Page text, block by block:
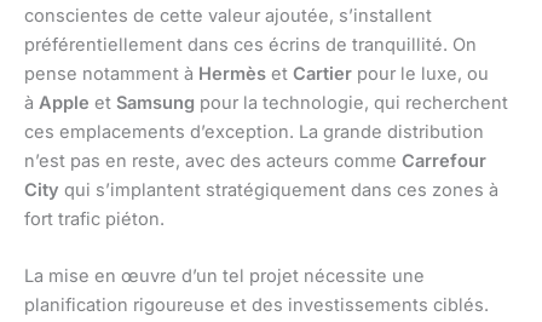
conscientes de cette valeur ajoutée, s’installent
préférentiellement dans ces écrins de tranquillité. On
pense notamment à Hermès et Cartier pour le luxe, ou
à Apple et Samsung pour la technologie, qui recherchent
ces emplacements d’exception. La grande distribution
n’est pas en reste, avec des acteurs comme Carrefour
City qui s’implantent stratégiquement dans ces zones à
fort trafic piéton.
La mise en œuvre d’un tel projet nécessite une
planification rigoureuse et des investissements ciblés.